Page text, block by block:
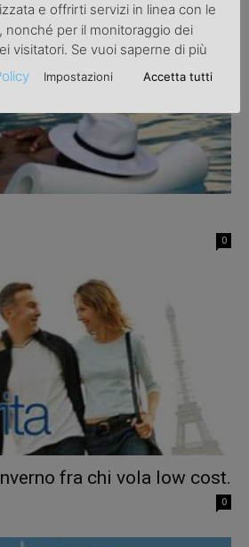
0
fra chi vola low cost.
0
e offrirti servizi in linea con le
per il monitoraggio dei
visitatori. Se vuoi saperne di più
Impostazioni Accetta tutti